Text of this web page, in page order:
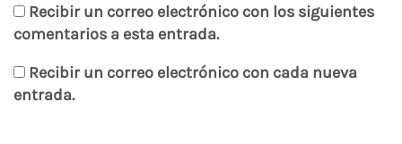
Recibir un correo electrónico con los siguientes
comentarios a esta entrada.
Recibir un correo electrónico con cada nueva
entrada.